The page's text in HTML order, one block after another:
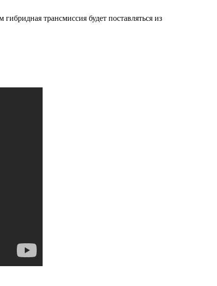
трансмиссия будет поставляться из